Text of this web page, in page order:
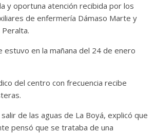
y oportuna atención recibida por los
de enfermería Dámaso Marte y
estuvo en la mañana del 24 de enero
del centro con frecuencia recibe
de las aguas de La Boyá, explicó que
pensó que se trataba de una